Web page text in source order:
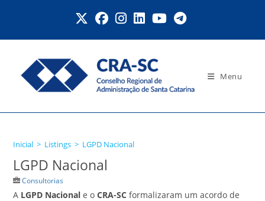
Menu
Inicial > Listings > LGPD Nacional
LGPD Nacional
Consultorias
A LGPD Nacional e oCRA-SC formalizaram um acordo de